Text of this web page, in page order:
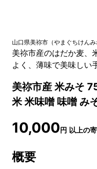
山口県美祢市 （やまぐちけんみ
美祢市産のはだか麦、
よく、薄味で美味しい
美祢市産 米みそ
米 米味噌 味噌 み
10,000円 以上の
概要